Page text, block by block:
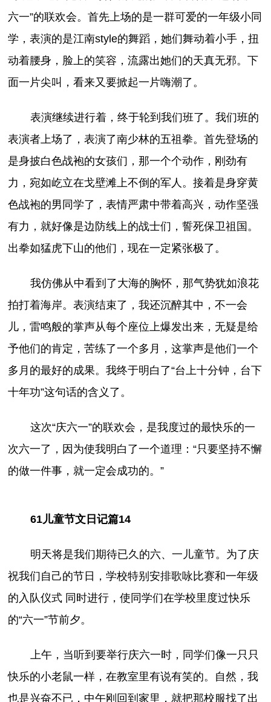
六一”的联欢会。首先上场的是一群可爱的一年级小同
学，表演的是江南style的舞蹈，她们舞动着小手，扭
动着腰身，脸上的笑容，流露出她们的天真无邪。下
面一片尖叫，看来又要掀起一片嗨潮了。
表演继续进行着，终于轮到我们班了。我们班的
表演者上场了，表演了南少林的五祖拳。首先登场的
是身披白色战袍的女孩们，那一个个动作，刚劲有
力，宛如屹立在戈壁滩上不倒的军人。接着是身穿黄
色战袍的男同学了，表情严肃中带着高兴，动作坚强
有力，就好像是边防线上的战士们，誓死保卫祖国。
出拳如猛虎下山的他们，现在一定紧张极了。
我仿佛从中看到了大海的胸怀，那气势犹如浪花
拍打着海岸。表演结束了，我还沉醉其中，不一会
儿，雷鸣般的掌声从每个座位上爆发出来，无疑是给
予他们的肯定，苦练了一个多月，这掌声是他们一个
多月的最好的成果。我终于明白了“台上十分钟，台下
十年功”这句话的含义了。
这次“庆六一”的联欢会，是我度过的最快乐的一
次六一了，因为使我明白了一个道理：“只要坚持不懈
的做一件事，就一定会成功的。”
61儿童节文日记篇14
明天将是我们期待已久的六、一儿童节。为了庆
祝我们自己的节日，学校特别安排歌咏比赛和一年级
的入队仪式 同时进行，使同学们在学校里度过快乐
的“六一”节前夕。
上午，当听到要举行庆六一时，同学们像一只只
快乐的小老鼠一样，在教室里有说有笑的。自然，我
也是兴奋不已，中午刚回到家里，就把那校服找了出